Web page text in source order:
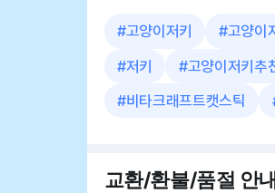
#고양이저키 #고양이
#저키 #고양이저키추
#비타크래프트캣스틱
교환/환불/품절 안내